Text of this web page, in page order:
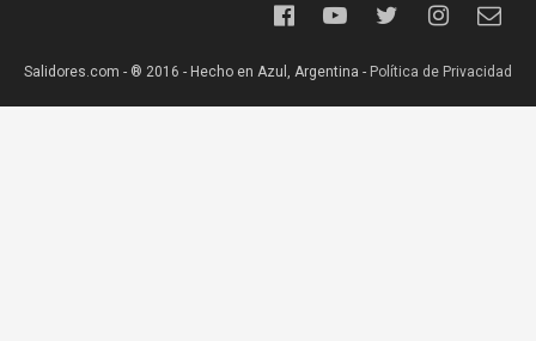
Salidores.com - ® 2016 - Hecho en Azul, Argentina - Política de Privacidad